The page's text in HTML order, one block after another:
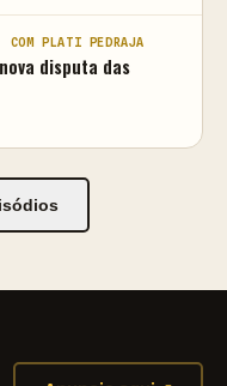
PLATI PEDRAJA
disputa das